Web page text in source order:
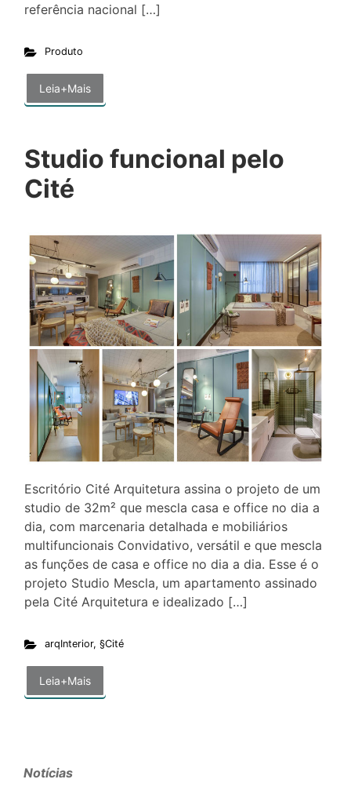
referência nacional […]
Produto
Leia+Mais
Studio funcional pelo
Cité
Escritório Cité Arquitetura assina o projeto de um
studio de 32m² que mescla casa e office no dia a
dia, com marcenaria detalhada e mobiliários
multifuncionais Convidativo, versátil e que mescla
as funções de casa e office no dia a dia. Esse é o
projeto Studio Mescla, um apartamento assinado
pela Cité Arquitetura e idealizado […]
arqInterior, §Cité
Leia+Mais
Notícias